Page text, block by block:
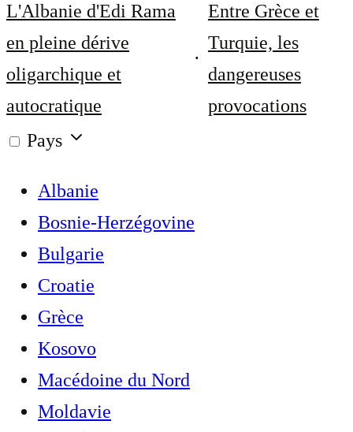
L'Albanie d'Edi Rama
en pleine dérive
oligarchique et
autocratique
Entre Grèce et
Turquie, les
dangereuses
provocations
Pays
Albanie
Bosnie-Herzégovine
Bulgarie
Croatie
Grèce
Kosovo
Macédoine du Nord
Moldavie